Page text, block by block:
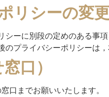
リシーの変更
ーに別段の定めのある事
プライバシーポリシーは
口）
口までお願いいたします。